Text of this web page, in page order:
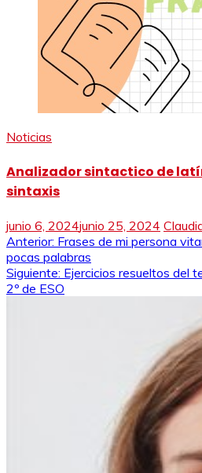
Noticias
Analizador sintactico de
sintaxis
junio 6, 2024junio 25, 2024
Navegación
de
entradas
Anterior: Frases de mi persona
pocas palabras
Siguiente: Ejercicios resueltos del
2º de ESO